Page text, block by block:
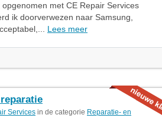
met CE Repair Services
ik doorverwezen naar Samsung,
Lees meer
Services in de categorie Reparatie- en